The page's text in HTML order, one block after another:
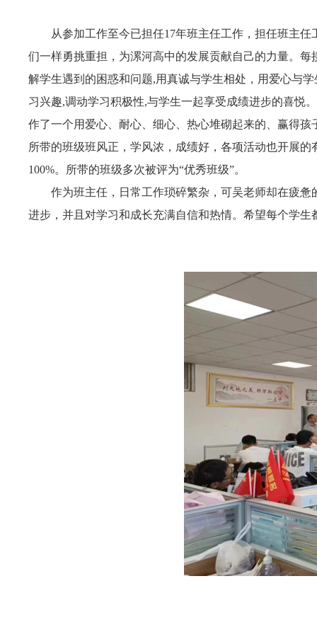
从参加工作至今已担任17年班主任工作，担任班主
们一样勇挑重担，为漯河高中的发展贡献自己的力量。
解学生遇到的困惑和问题,用真诚与学生相处，用爱心与
习兴趣,调动学习积极性,与学生一起享受成绩进步的喜悦
作了一个用爱心、耐心、细心、热心堆砌起来的、赢得
所带的班级班风正，学风浓，成绩好，各项活动也开展
100%。所带的班级多次被评为“优秀班级”。
作为班主任，日常工作琐碎繁杂，可吴老师却在疲
进步，并且对学习和成长充满自信和热情。希望每个学生